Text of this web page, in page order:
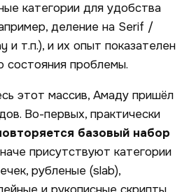
категории для удобства
деление на Serif /
и т.п.), и их опыт показателен
состояния проблемы.
этот массив, Амаду пришёл
Во-первых, практически
базовый набор
присутствуют категории
, рубленые (slab),